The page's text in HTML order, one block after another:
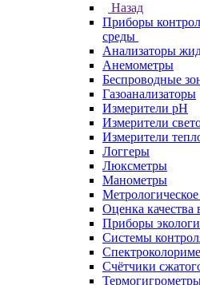
Назад
Приборы
среды
Анализаторы
Анемометры
Беспроводные
Газоанализаторы
Измерители pH
Измерители
Измерители
Логгеры
Люксметры
Манометры
Оценка качества
Приборы
Системы
Счётчики